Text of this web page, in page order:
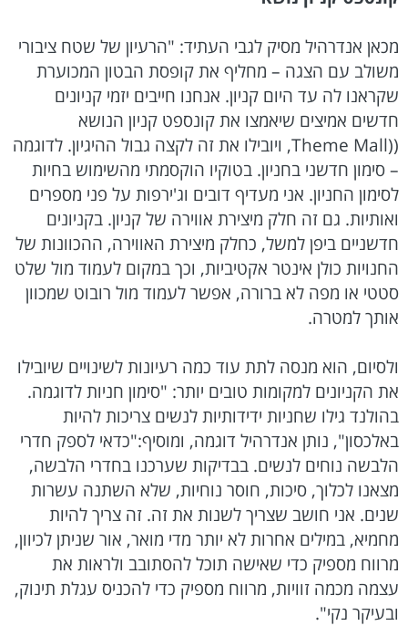
מכאן אנדרהיל מסיק לגבי העתיד: "הרעיון של שטח ציבורי
משולב עם הצגה – מחליף את קופסת הבטון המכוערת
שקראנו לה עד היום קניון. אנחנו חייבים יזמי קניונים
חדשים אמיצים שיאמצו את קונספט קניון הנושא
((Theme Mall, ויובילו את זה לקצה גבול ההיגיון. לדוגמה
– סימון חדשני בחניון. בטוקיו הוקסמתי מהשימוש בחיות
לסימון החניון. אני מעדיף דובים וג'ירפות על פני מספרים
ואותיות. גם זה חלק מיצירת אווירה של קניון. בקניונים
חדשניים ביפן למשל, כחלק מיצירת האווירה, ההכוונות של
החנויות כולן אינטר אקטיביות, וכך במקום לעמוד מול שלט
סטטי או מפה לא ברורה, אפשר לעמוד מול רובוט שמכוון
אותך למטרה.
ולסיום, הוא מנסה לתת עוד כמה רעיונות לשינויים שיובילו
את הקניונים למקומות טובים יותר: "סימון חניות לדוגמה.
בהולנד גילו שחניות ידידותיות לנשים צריכות להיות
באלכסון", נותן אנדרהיל דוגמה, ומוסיף:"כדאי לספק חדרי
הלבשה נוחים לנשים. בבדיקות שערכנו בחדרי הלבשה,
מצאנו לכלוך, סיכות, חוסר נוחיות, שלא השתנה עשרות
שנים. אני חושב שצריך לשנות את זה. זה צריך להיות
מחמיא, במילים אחרות לא יותר מדי מואר, אור שניתן לכיוון,
מרווח מספיק כדי שאישה תוכל להסתובב ולראות את
עצמה מכמה זוויות, מרווח מספיק כדי להכניס עגלת תינוק,
ובעיקר נקי".